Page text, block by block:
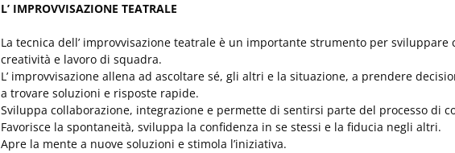
L’ IMPROVVISAZIONE TEATRALE
La tecnica dell’ improvvisazione teatrale è un importante strumento per sviluppare
creatività e lavoro di squadra.
L’ improvvisazione allena ad ascoltare sé, gli altri e la situazione, a prendere
a trovare soluzioni e risposte rapide.
Sviluppa collaborazione, integrazione e permette di sentirsi parte del processo di
Favorisce la spontaneità, sviluppa la confidenza in se stessi e la fiducia negli altri.
Apre la mente a nuove soluzioni e stimola l’iniziativa.